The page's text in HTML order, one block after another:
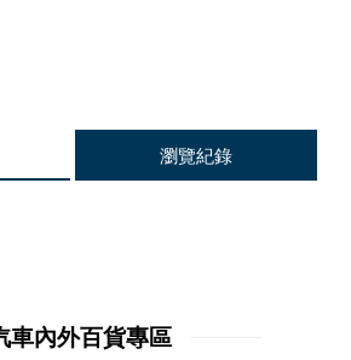
瀏覽紀錄
車內外百貨專區